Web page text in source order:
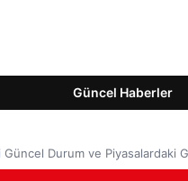
Güncel Haberler
Güncel Durum ve Piyasalardaki